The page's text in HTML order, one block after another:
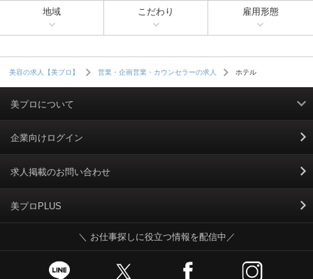
地域 こだわり 雇用形態
美容の求人【美プロ】 営業・企画営業・カウンセラーの求人 ホテル
美プロについて
利用規約
掲載規約
個人情報保護ポリシー
個人情報のお取り扱いについて
Cookieポリシー
企業向けログイン
求人掲載のお問い合わせ
美プロPLUS
＼ お仕事探しに役立つ情報を配信中／